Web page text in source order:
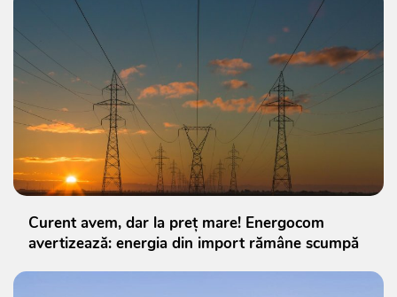
Curent avem, dar la preț mare! Energocom
avertizează: energia din import rămâne scumpă